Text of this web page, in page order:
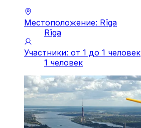
Местоположение: Rīga
Rīga
Участники: от 1 до 1 человек
1 человек